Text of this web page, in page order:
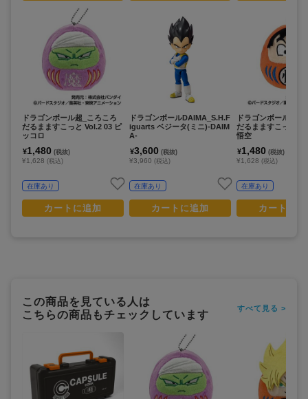
ドラゴンボール超_ころころ
だるまますこっと Vol.2 03 ピ
ッコロ
¥1,480 (税抜)
¥1,628 (税込)
在庫あり
カートに追加
ドラゴンボールDAIMA_S.H.F
iguarts ベジータ(ミニ)-DAIM
A-
¥3,600 (税抜)
¥3,960 (税込)
在庫あり
カートに追加
ドラゴンボール超_
だるまますこっと
悟空
¥1,480 (税抜)
¥1,628 (税込)
在庫あり
カートに
この商品を見ている人は
こちらの商品もチェックしています
すべて見る >